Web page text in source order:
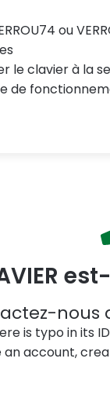
ou
le clavier à la
de
nous
is typo in its
an account,